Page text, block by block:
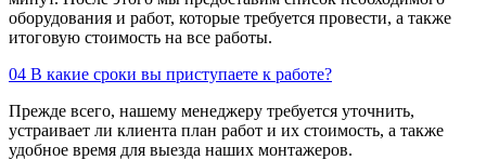
оборудования и работ, которые требуется провести, а также
итоговую стоимость на все работы.
04 В какие сроки вы приступаете к работе?
Прежде всего, нашему менеджеру требуется уточнить,
устраивает ли клиента план работ и их стоимость, а также
удобное время для выезда наших монтажеров.